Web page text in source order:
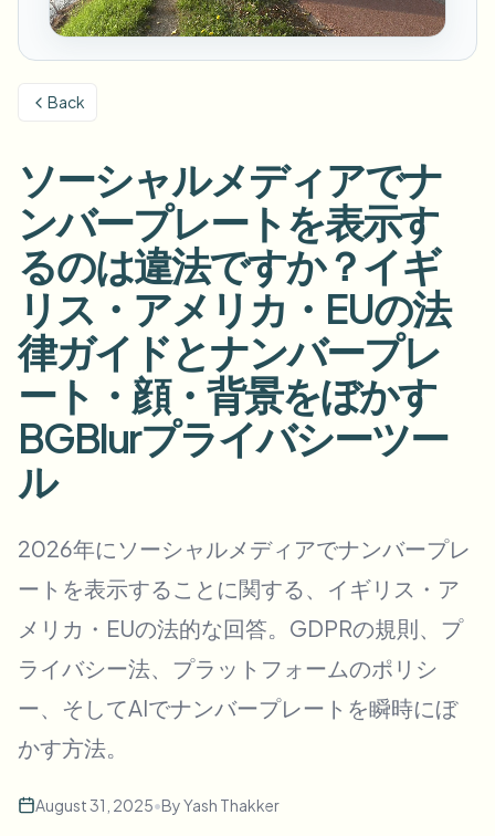
背景をぼかす
何でもぼかす
GDPRコンプライアンスぼかし
ストリートインタビューぼかし
ゲーム＆配信ぼかし
顔をぼかす
AI Video Object Remover
写真の顔をオンラインでぼかす
顔の匿名化
ボイスアノニマイザー
顔交換 - 画像
ビデオインテリジェンス
一括動画ぼかし
複数の動画をまとめて処理
メディア・エンターテインメント
試写、リリース、コンプライアンス
小売・EC
医療
クリニックと患者向けビデオガバナンス
公共部門
FOIA、安全な開示、編集
一括顔の匿名化
大量バッチ、保持、SLA
一括ナンバープレートぼかし
フリート、ドライブレコーダー、駐車場を大規模に
一括顔ぼかし
何でもぼかす
企業ゾーン、ポリシー、レビュー
API & SDK
アップロード、ジョブ、ウェブフックを自動化
お問い合わせフォーム
ビデオインテリジェンス
FAQ
ブログ
Whitepapers
ツール
カテゴリ
製品
Choose language
Back
ソーシャルメディアでナ
ンバープレートを表示す
るのは違法ですか？イギ
リス・アメリカ・EUの法
律ガイドとナンバープレ
ート・顔・背景をぼかす
BGBlurプライバシーツー
ル
2026年にソーシャルメディアでナンバープレ
ートを表示することに関する、イギリス・ア
メリカ・EUの法的な回答。GDPRの規則、プ
ライバシー法、プラットフォームのポリシ
ー、そしてAIでナンバープレートを瞬時にぼ
かす方法。
August 31, 2025•ByYash Thakker